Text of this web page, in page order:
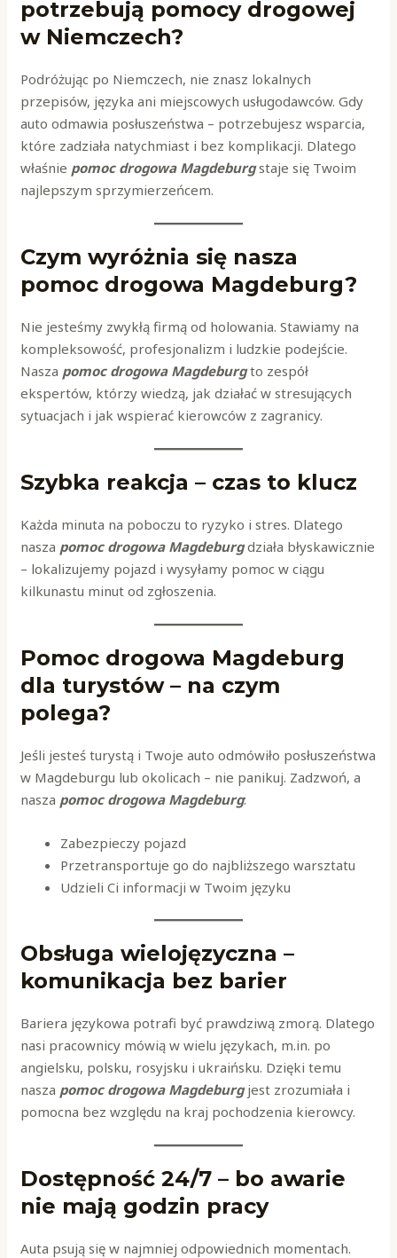
potrzebują pomocy drogowej
w Niemczech?
Podróżując po Niemczech, nie znasz lokalnych
przepisów, języka ani miejscowych usługodawców. Gdy
auto odmawia posłuszeństwa – potrzebujesz wsparcia,
które zadziała natychmiast i bez komplikacji. Dlatego
właśnie pomoc drogowa Magdeburgstaje się Twoim
najlepszym sprzymierzeńcem.
Czym wyróżnia się nasza
pomoc drogowa Magdeburg?
Nie jesteśmy zwykłą firmą od holowania. Stawiamy na
kompleksowość, profesjonalizm i ludzkie podejście.
Nasza pomoc drogowa Magdeburgto zespół
ekspertów, którzy wiedzą, jak działać w stresujących
sytuacjach i jak wspierać kierowców z zagranicy.
Szybka reakcja – czas to klucz
Każda minuta na poboczu to ryzyko i stres. Dlatego
nasza pomoc drogowa Magdeburgdziała błyskawicznie
– lokalizujemy pojazd i wysyłamy pomoc w ciągu
kilkunastu minut od zgłoszenia.
Pomoc drogowa Magdeburg
dla turystów – na czym
polega?
Jeśli jesteś turystą i Twoje auto odmówiło posłuszeństwa
w Magdeburgu lub okolicach – nie panikuj. Zadzwoń, a
nasza pomoc drogowa Magdeburg:
Zabezpieczy pojazd
Przetransportuje go do najbliższego warsztatu
Udzieli Ci informacji w Twoim języku
Obsługa wielojęzyczna –
komunikacja bez barier
Bariera językowa potrafi być prawdziwą zmorą. Dlatego
nasi pracownicy mówią w wielu językach, m.in. po
angielsku, polsku, rosyjsku i ukraińsku. Dzięki temu
nasza pomoc drogowa Magdeburgjest zrozumiała i
pomocna bez względu na kraj pochodzenia kierowcy.
Dostępność 24/7 – bo awarie
nie mają godzin pracy
Auta psują się w najmniej odpowiednich momentach.